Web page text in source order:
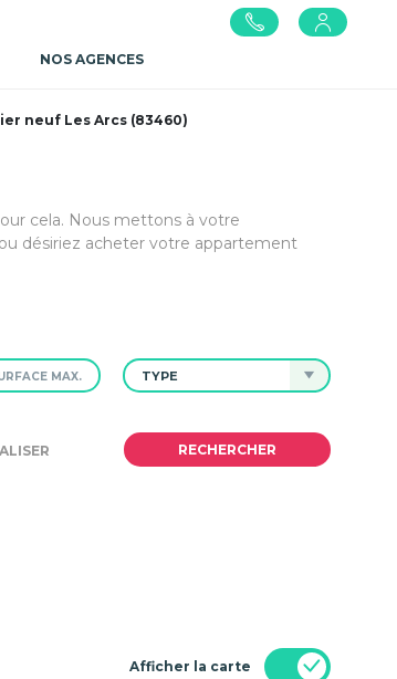
NOS AGENCES
neuf Les Arcs (83460)
cela. Nous mettons à votre
désiriez acheter votre appartement
TYPE
Afficher la carte